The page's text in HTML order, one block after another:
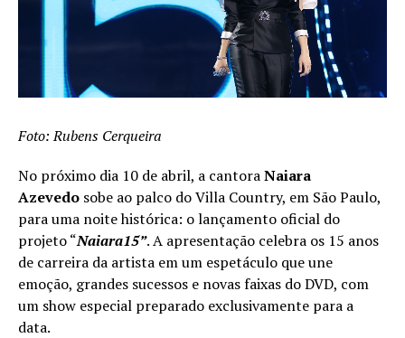
Foto: Rubens Cerqueira
No próximo dia 10 de abril, a cantoraNaiara
Azevedo sobe ao palco do Villa Country, em São Paulo,
para uma noite histórica: o lançamento oficial do
projeto “Naiara15”. A apresentação celebra os 15 anos
de carreira da artista em um espetáculo que une
emoção, grandes sucessos e novas faixas do DVD, com
um show especial preparado exclusivamente para a
data.